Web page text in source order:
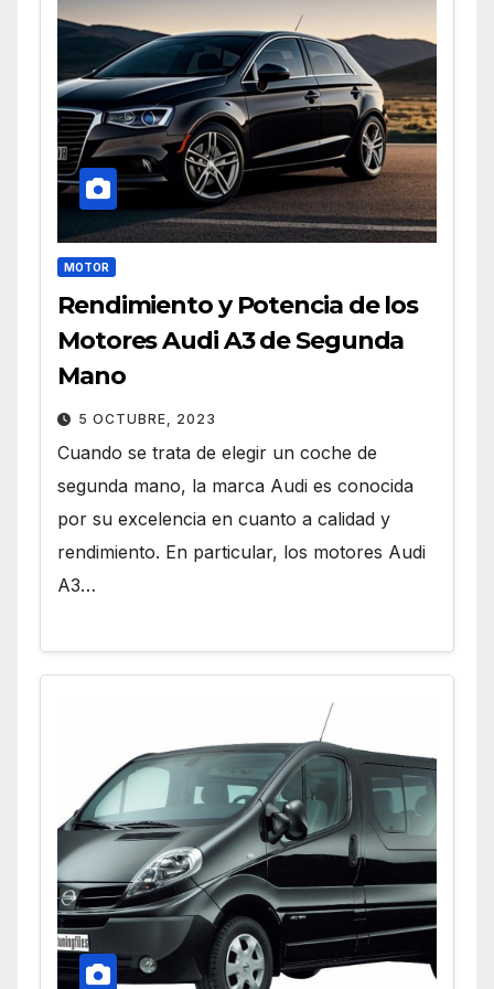
MOTOR
Rendimiento y Potencia de los
Motores Audi A3 de Segunda
Mano
5 OCTUBRE, 2023
Cuando se trata de elegir un coche de
segunda mano, la marca Audi es conocida
por su excelencia en cuanto a calidad y
rendimiento. En particular, los motores Audi
A3…